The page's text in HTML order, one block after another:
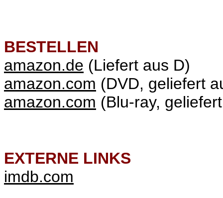
BESTELLEN
amazon.de (Liefert aus D)
amazon.com (DVD, geliefert
amazon.com (Blu-ray,
EXTERNE LINKS
imdb.com